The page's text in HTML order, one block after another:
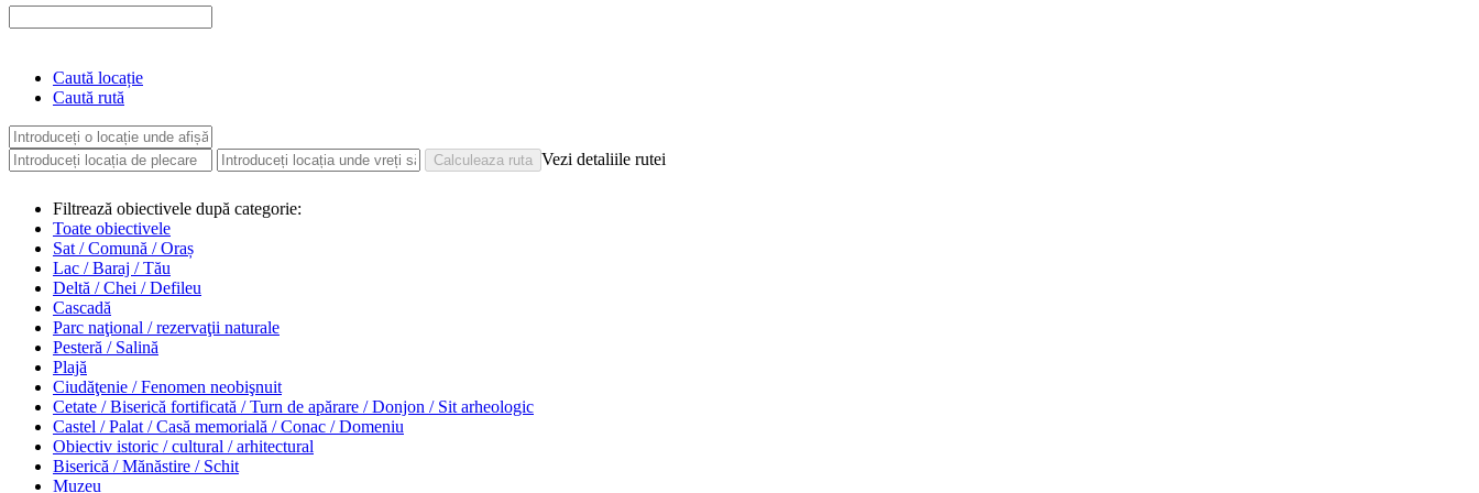
Caută locație
Caută rută
Vezi detaliile rutei
Filtrează obiectivele după categorie:
Toate obiectivele
Sat / Comună / Oraș
Lac / Baraj / Tău
Deltă / Chei / Defileu
Cascadă
Parc naţional / rezervaţii naturale
Pesteră / Salină
Plajă
Ciudăţenie / Fenomen neobişnuit
Cetate / Biserică fortificată / Turn de apărare / Donjon / Sit arheologic
Castel / Palat / Casă memorială / Conac / Domeniu
Obiectiv istoric / cultural / arhitectural
Biserică / Mănăstire / Schit
Muzeu